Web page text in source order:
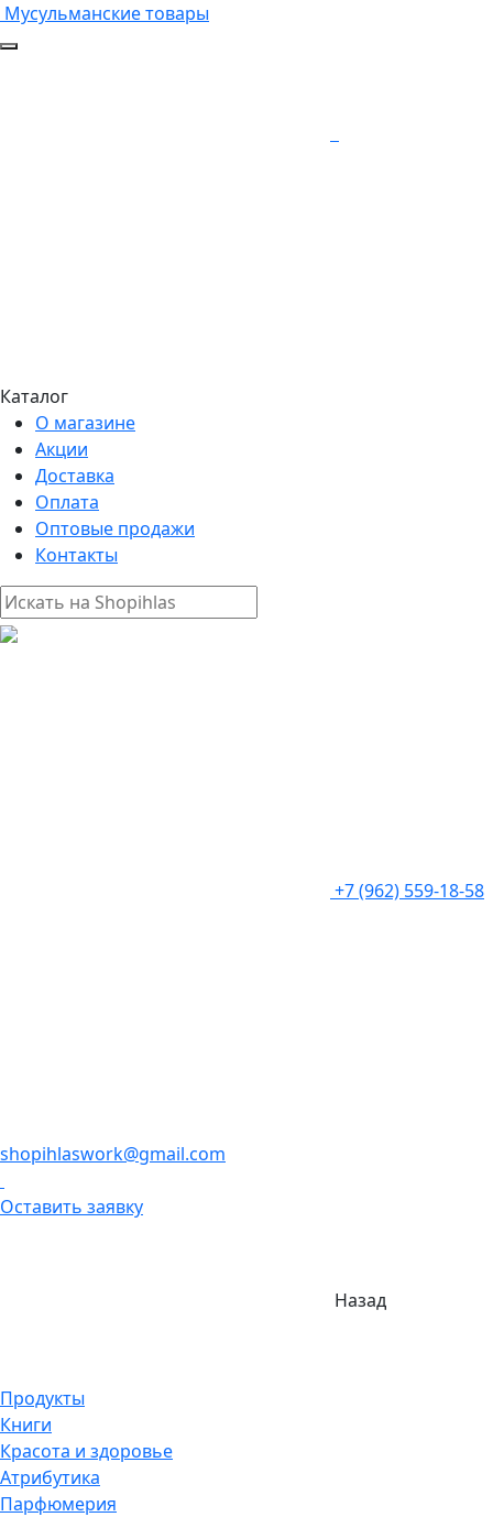
Мусульманские товары
Каталог
О магазине
Акции
Доставка
Оплата
Оптовые продажи
Контакты
+7 (962) 559-18-58
shopihlaswork@gmail.com
Оставить заявку
Назад
Продукты
Книги
Красота и здоровье
Атрибутика
Парфюмерия